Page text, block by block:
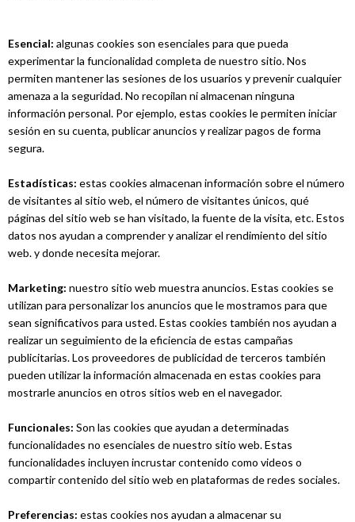
Esencial: algunas cookies son esenciales para que pueda
experimentar la funcionalidad completa de nuestro sitio. Nos
permiten mantener las sesiones de los usuarios y prevenir cualquier
amenaza a la seguridad. No recopilan ni almacenan ninguna
información personal. Por ejemplo, estas cookies le permiten iniciar
sesión en su cuenta, publicar anuncios y realizar pagos de forma
segura.
Estadísticas: estas cookies almacenan información sobre el número
de visitantes al sitio web, el número de visitantes únicos, qué
páginas del sitio web se han visitado, la fuente de la visita, etc. Estos
datos nos ayudan a comprender y analizar el rendimiento del sitio
web. y donde necesita mejorar.
Marketing: nuestro sitio web muestra anuncios. Estas cookies se
utilizan para personalizar los anuncios que le mostramos para que
sean significativos para usted. Estas cookies también nos ayudan a
realizar un seguimiento de la eficiencia de estas campañas
publicitarias. Los proveedores de publicidad de terceros también
pueden utilizar la información almacenada en estas cookies para
mostrarle anuncios en otros sitios web en el navegador.
Funcionales: Son las cookies que ayudan a determinadas
funcionalidades no esenciales de nuestro sitio web. Estas
funcionalidades incluyen incrustar contenido como videos o
compartir contenido del sitio web en plataformas de redes sociales.
Preferencias: estas cookies nos ayudan a almacenar su